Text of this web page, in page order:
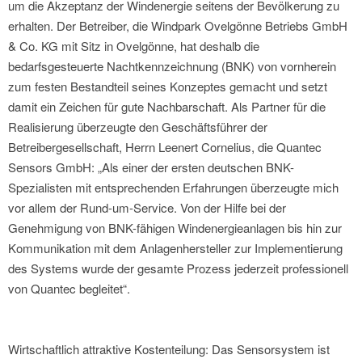
um die Akzeptanz der Windenergie seitens der Bevölkerung zu
erhalten. Der Betreiber, die Windpark Ovelgönne Betriebs GmbH
& Co. KG mit Sitz in Ovelgönne, hat deshalb die
bedarfsgesteuerte Nachtkennzeichnung (BNK) von vornherein
zum festen Bestandteil seines Konzeptes gemacht und setzt
damit ein Zeichen für gute Nachbarschaft. Als Partner für die
Realisierung überzeugte den Geschäftsführer der
Betreibergesellschaft, Herrn Leenert Cornelius, die Quantec
Sensors GmbH: „Als einer der ersten deutschen BNK-
Spezialisten mit entsprechenden Erfahrungen überzeugte mich
vor allem der Rund-um-Service. Von der Hilfe bei der
Genehmigung von BNK-fähigen Windenergieanlagen bis hin zur
Kommunikation mit dem Anlagenhersteller zur Implementierung
des Systems wurde der gesamte Prozess jederzeit professionell
von Quantec begleitet“.
Wirtschaftlich attraktive Kostenteilung: Das Sensorsystem ist